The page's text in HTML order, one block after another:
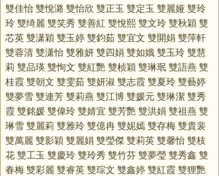
雙佳怡 雙悅潞 雙怡欣 雙正玉 雙定玉 雙麗娅 雙玲
玲 雙绮麗 雙笑秀 雙善紅 雙悅熙 雙文玲 雙秋穎 雙
芯英 雙潇穎 雙玉婷 雙鈞茹 雙宜文 雙開娟 雙萍軒
雙蓉清 雙潇怡 雙雅妍 雙四娟 雙如娥 雙玉玲 雙慧
莉 雙品瑛 雙恂文 雙紅艷 雙桢穎 雙琳珉 雙語燕 雙
桂霞 雙朝文 雙雯茹 雙妍淑 雙志霞 雙夏玲 雙藝婷
雙夢雪 雙連芳 雙莉燕 雙江博 雙媛元 雙琳潔 雙秀
霞 雙銘媛 雙偉玲 雙婧宜 雙芳艷 雙洪娟 雙祖燕 雙
琳雪 雙麗莉 雙雅玲 雙億冉 雙妮嫣 雙存梅 雙貴裴
雙萬麗 雙影穎 雙麗娟 雙瑩傑 雙莉英 雙馨怡 雙枝
花 雙工玉 雙慶玲 雙玲秀 雙竹芬 雙夢瑩 雙秀鑫 雙
春梅 雙彩麗 雙睿英 雙琮文 雙鑫婷 雙紅霞 雙狸艷